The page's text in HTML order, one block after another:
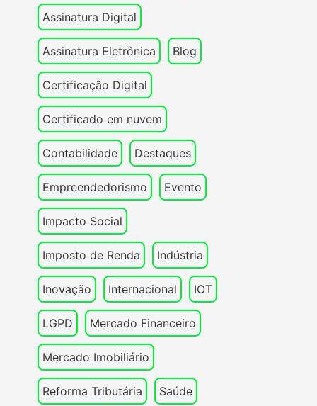
Assinatura Digital
Assinatura Eletrônica Blog
Certificação Digital
Certificado em nuvem
Contabilidade Destaques
Empreendedorismo Evento
Impacto Social
Imposto de Renda Indústria
Inovação Internacional IOT
LGPD Mercado Financeiro
Mercado Imobiliário
Reforma Tributária Saúde